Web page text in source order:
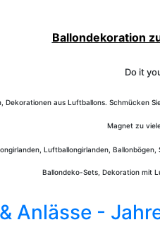
Ballondekoration
Do it
Dekorationen aus Luftballons. Schmücken
Magnet zu
Luftballongirlanden,
Ballondeko-Sets, Dekoration mit
Anlässe -